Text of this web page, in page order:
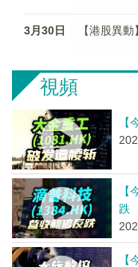
3月30日 【港股異
視頻
【
【
跌
【